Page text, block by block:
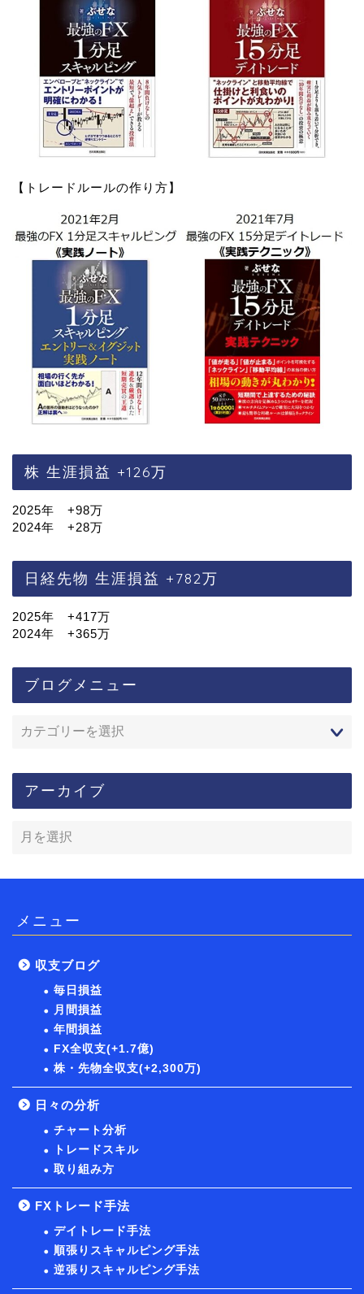
【トレードルールの作り方】
株 生涯損益 +126万
2025年 +98万
2024年 +28万
日経先物 生涯損益 +782万
2025年 +417万
2024年 +365万
ブログメニュー
アーカイブ
メニュー
収支ブログ
毎日損益
月間損益
年間損益
FX全収支(+1.7億)
株・先物全収支(+2,300万)
日々の分析
チャート分析
トレードスキル
取り組み方
FXトレード手法
デイトレード手法
順張りスキャルピング手法
逆張りスキャルピング手法